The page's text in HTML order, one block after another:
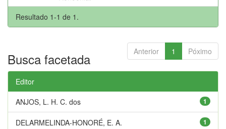
Resultado 1-1 de 1.
Anterior 1 Póximo
Busca facetada
Editor
1
ANJOS, L. H. C. dos
1
DELARMELINDA-HONORÉ, E. A.